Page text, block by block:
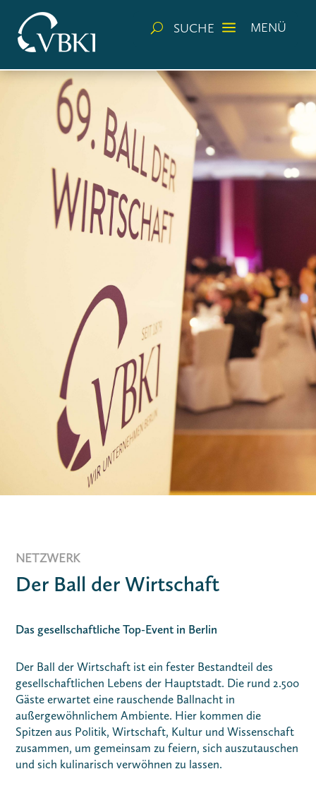
U SUCHE a MENÜ
NETZWERK
Der Ball der Wirtschaft
Das gesellschaftliche Top-Event in Berlin
Der Ball der Wirtschaft ist ein fester Bestandteil des
gesellschaftlichen Lebens der Hauptstadt. Die rund 2.500
Gäste erwartet eine rauschende Ballnacht in
außergewöhnlichem Ambiente. Hier kommen die
Spitzen aus Politik, Wirtschaft, Kultur und Wissenschaft
zusammen, um gemeinsam zu feiern, sich auszutauschen
und sich kulinarisch verwöhnen zu lassen.